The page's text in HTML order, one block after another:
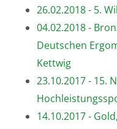
26.02.2018 - 5.
04.02.2018 -
Deutschen
Kettwig
23.10.2017 - 15.
14.10.2017 -